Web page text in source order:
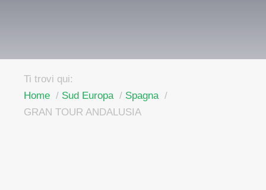
Ti trovi qui:
Home
Sud Europa
Spagna
GRAN TOUR ANDALUSIA